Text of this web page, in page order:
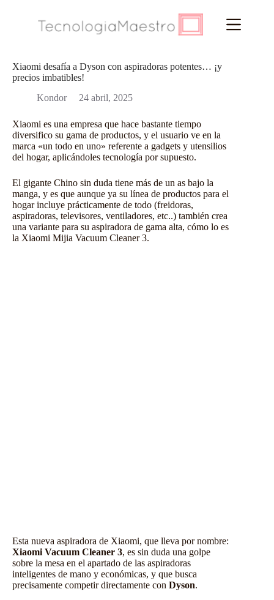
Xiaomi desafía a Dyson con aspiradoras potentes… ¡y
precios imbatibles!
Kondor
24 abril, 2025
Xiaomi es una empresa que hace bastante tiempo
diversifico su gama de productos, y el usuario ve en la
marca «un todo en uno» referente a gadgets y utensilios
del hogar, aplicándoles tecnología por supuesto.
El gigante Chino sin duda tiene más de un as bajo la
manga, y es que aunque ya su línea de productos para el
hogar incluye prácticamente de todo (freidoras,
aspiradoras, televisores, ventiladores, etc..) también crea
una variante para su aspiradora de gama alta, cómo lo es
la Xiaomi Mijia Vacuum Cleaner 3.
Esta nueva aspiradora de Xiaomi, que lleva por nombre:
Xiaomi Vacuum Cleaner 3, es sin duda una golpe
sobre la mesa en el apartado de las aspiradoras
inteligentes de mano y económicas, y que busca
precisamente competir directamente con Dyson.